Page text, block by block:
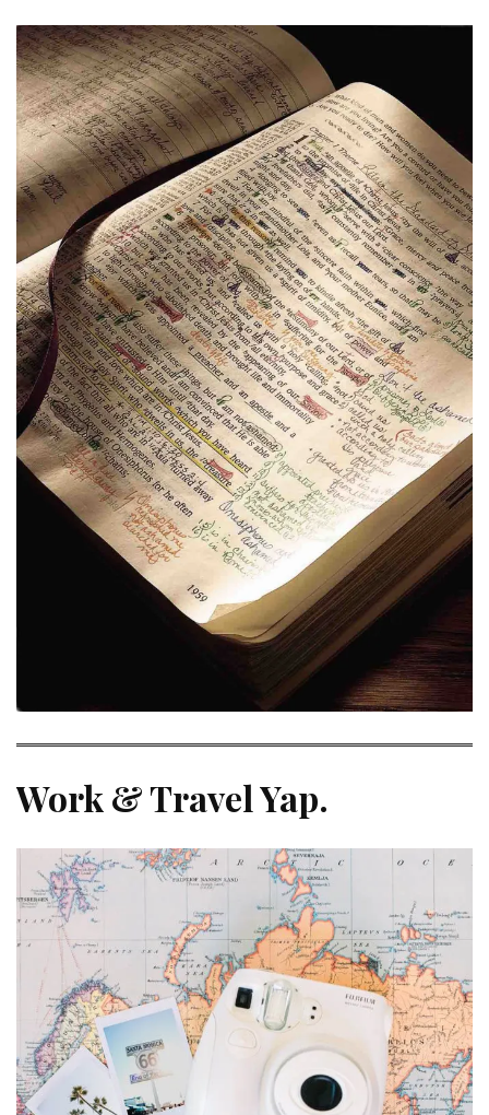
Work & Travel Yap.